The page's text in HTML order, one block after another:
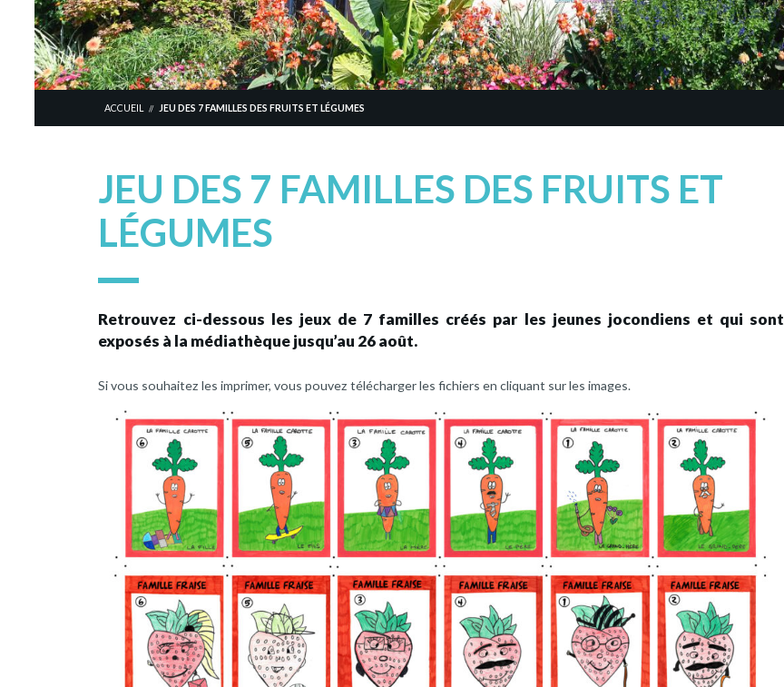
ACCUEIL // JEU DES 7 FAMILLES DES FRUITS ET LÉGUMES
JEU DES 7 FAMILLES DES FRUITS ET
LÉGUMES
Retrouvez ci-dessous les jeux de 7 familles créés par les jeunes jocondiens et qui sont
exposés à la médiathèque jusqu’au 26 août.
Si vous souhaitez les imprimer, vous pouvez télécharger les fichiers en cliquant sur les images.